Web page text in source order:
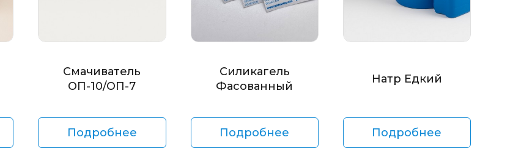
Смачиватель
ОП-10/ОП-7
Подробнее
Силикагель
Фасованный
Подробнее
Натр Едкий
Подробнее